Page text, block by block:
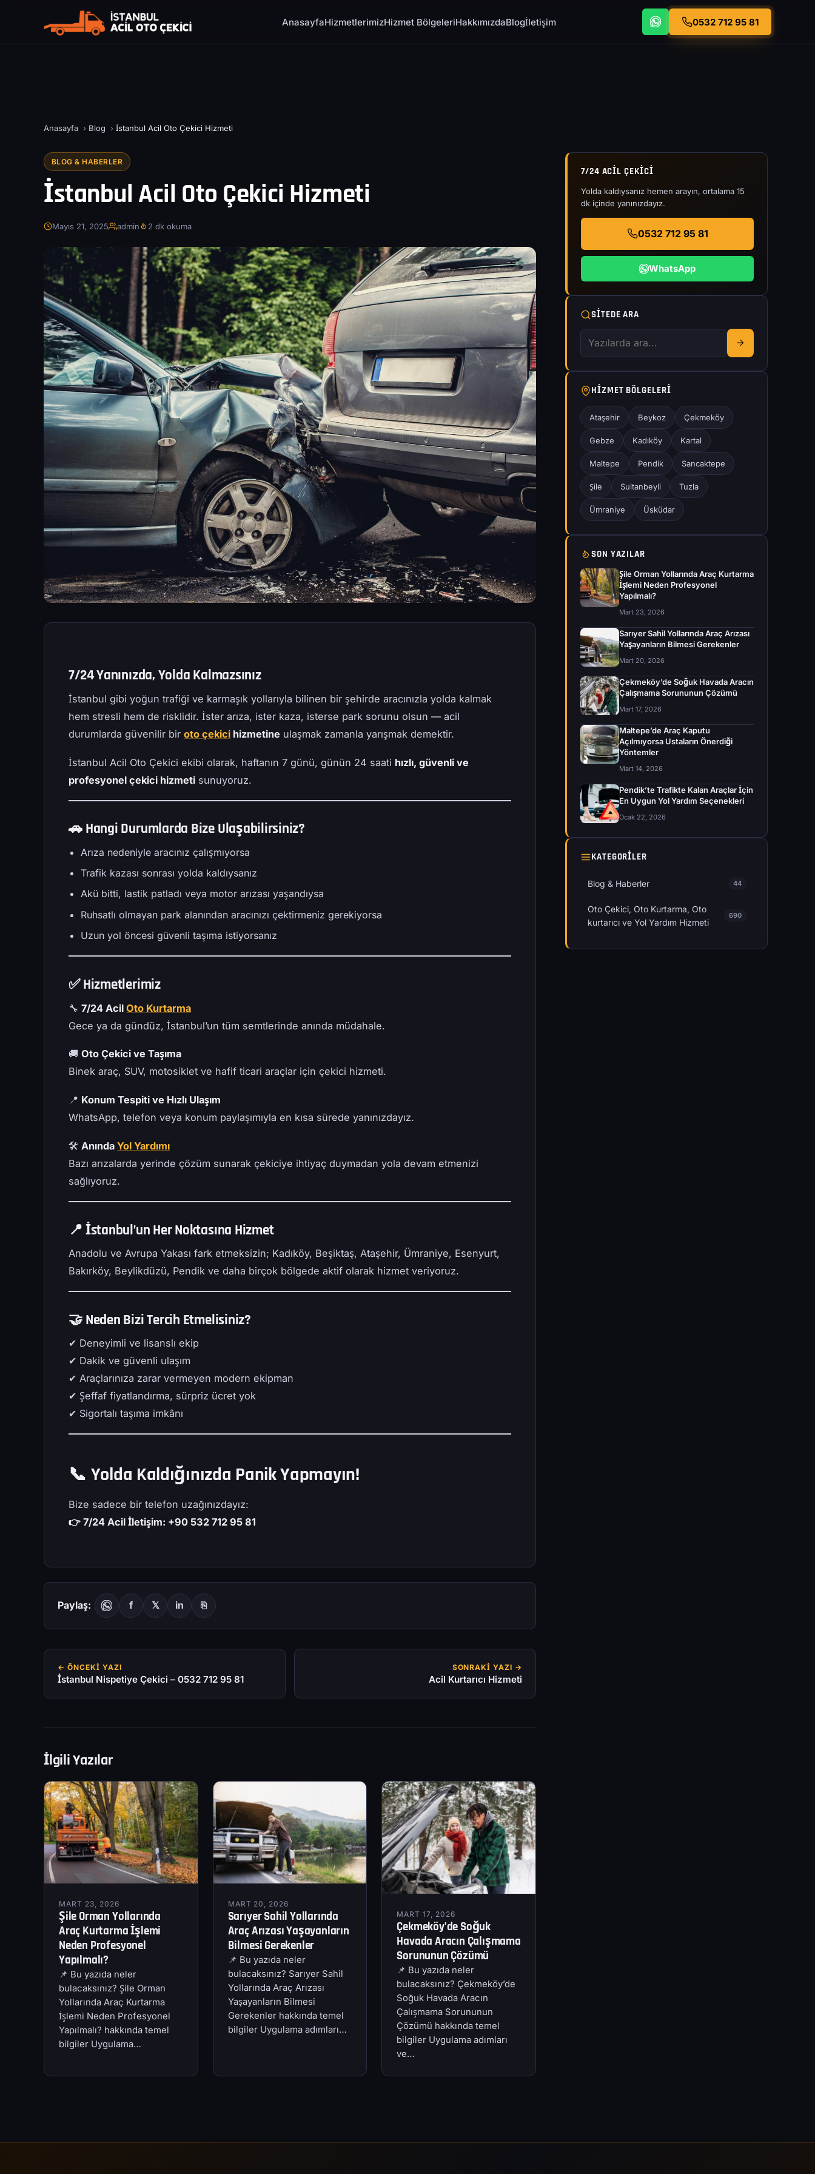
AnasayfaHizmetlerimizHizmet BölgeleriHakkımızdaBlogİletişim 0532 712 95 81
Anasayfa › Blog › İstanbul Acil Oto Çekici Hizmeti
BLOG & HABERLER
İstanbul Acil Oto Çekici Hizmeti
Mayıs 21, 2025 admin 2 dk okuma
7/24 Yanınızda, Yolda Kalmazsınız
İstanbul gibi yoğun trafiği ve karmaşık yollarıyla bilinen bir şehirde aracınızla yolda kalmak
hem stresli hem de risklidir. İster arıza, ister kaza, isterse park sorunu olsun — acil
durumlarda güvenilir biroto çekici hizmetine ulaşmak zamanla yarışmak demektir.
İstanbul Acil Oto Çekici ekibi olarak, haftanın 7 günü, günün 24 saati hızlı, güvenli ve
profesyonel çekici hizmeti sunuyoruz.
🚗 Hangi Durumlarda Bize Ulaşabilirsiniz?
Arıza nedeniyle aracınız çalışmıyorsa
Trafik kazası sonrası yolda kaldıysanız
Akü bitti, lastik patladı veya motor arızası yaşandıysa
Ruhsatlı olmayan park alanından aracınızı çektirmeniz gerekiyorsa
Uzun yol öncesi güvenli taşıma istiyorsanız
✅Hizmetlerimiz
🔧7/24 AcilOto Kurtarma
Gece ya da gündüz, İstanbul’un tüm semtlerinde anında müdahale.
🚚Oto Çekici ve Taşıma
Binek araç, SUV, motosiklet ve hafif ticari araçlar için çekici hizmeti.
📍 Konum Tespiti ve Hızlı Ulaşım
WhatsApp, telefon veya konum paylaşımıyla en kısa sürede yanınızdayız.
🛠AnındaYol Yardımı
Bazı arızalarda yerinde çözüm sunarak çekiciye ihtiyaç duymadan yola devam etmenizi
sağlıyoruz.
📍 İstanbul’un Her Noktasına Hizmet
Anadolu ve Avrupa Yakası fark etmeksizin; Kadıköy, Beşiktaş, Ataşehir, Ümraniye, Esenyurt,
Bakırköy, Beylikdüzü, Pendik ve daha birçok bölgede aktif olarak hizmet veriyoruz.
🤝 Neden Bizi Tercih Etmelisiniz?
✔ Deneyimli ve lisanslı ekip
✔ Dakik ve güvenli ulaşım
✔ Araçlarınıza zarar vermeyen modern ekipman
✔ Şeffaf fiyatlandırma, sürpriz ücret yok
✔ Sigortalı taşıma imkânı
📞 Yolda Kaldığınızda Panik Yapmayın!
Bize sadece bir telefon uzağınızdayız:
👉 7/24 Acil İletişim: +90 532 712 95 81
Paylaş: f 𝕏 in ⎘
← ÖNCEKI YAZI
İstanbul Nispetiye Çekici – 0532 712 95 81
SONRAKI YAZI →
Acil Kurtarıcı Hizmeti
İlgili Yazılar
MART 23, 2026
Şile Orman Yollarında
Araç Kurtarma İşlemi
Neden Profesyonel
Yapılmalı?
📌 Bu yazıda neler
bulacaksınız? Şile Orman
Yollarında Araç Kurtarma
İşlemi Neden Profesyonel
Yapılmalı? hakkında temel
bilgiler Uygulama…
MART 20, 2026
Sarıyer Sahil Yollarında
Araç Arızası Yaşayanların
Bilmesi Gerekenler
📌 Bu yazıda neler
bulacaksınız? Sarıyer Sahil
Yollarında Araç Arızası
Yaşayanların Bilmesi
Gerekenler hakkında temel
bilgiler Uygulama adımları…
MART 17, 2026
Çekmeköy’de Soğuk
Havada Aracın Çalışmama
Sorununun Çözümü
📌 Bu yazıda neler
bulacaksınız? Çekmeköy’de
Soğuk Havada Aracın
Çalışmama Sorununun
Çözümü hakkında temel
bilgiler Uygulama adımları
ve…
7/24 ACIL ÇEKICI
Yolda kaldıysanız hemen arayın, ortalama 15
dk içinde yanınızdayız.
0532 712 95 81
WhatsApp
SITEDE ARA
HIZMET BÖLGELERI
Ataşehir Beykoz Çekmeköy
Gebze Kadıköy Kartal
Maltepe Pendik Sancaktepe
Şile Sultanbeyli Tuzla
Ümraniye Üsküdar
SON YAZILAR
Şile Orman Yollarında Araç Kurtarma
İşlemi Neden Profesyonel
Yapılmalı?
Mart 23, 2026
Sarıyer Sahil Yollarında Araç Arızası
Yaşayanların Bilmesi Gerekenler
Mart 20, 2026
Çekmeköy’de Soğuk Havada Aracın
Çalışmama Sorununun Çözümü
Mart 17, 2026
Maltepe’de Araç Kaputu
Açılmıyorsa Ustaların Önerdiği
Yöntemler
Mart 14, 2026
Pendik’te Trafikte Kalan Araçlar İçin
En Uygun Yol Yardım Seçenekleri
Ocak 22, 2026
KATEGORILER
Blog & Haberler 44
Oto Çekici, Oto Kurtarma, Oto
kurtarıcı ve Yol Yardım Hizmeti
690